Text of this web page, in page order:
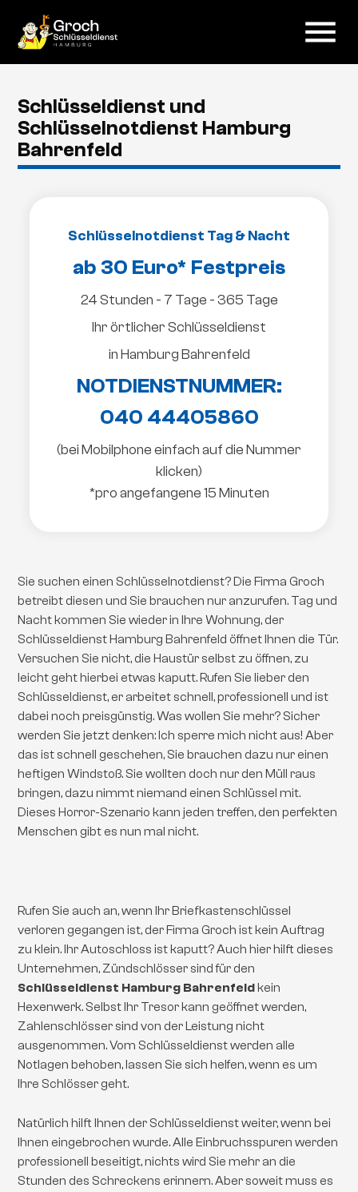
menu
Schlüsseldienst und
Schlüsselnotdienst Hamburg
Bahrenfeld
Schlüsselnotdienst Tag & Nacht
ab 30 Euro* Festpreis
24 Stunden - 7 Tage - 365 Tage
Ihr örtlicher Schlüsseldienst
in Hamburg Bahrenfeld
NOTDIENSTNUMMER:
040 44405860
(bei Mobilphone einfach auf die Nummer
klicken)
*pro angefangene 15 Minuten
Sie suchen einen Schlüsselnotdienst? Die Firma Groch
betreibt diesen und Sie brauchen nur anzurufen. Tag und
Nacht kommen Sie wieder in Ihre Wohnung, der
Schlüsseldienst Hamburg Bahrenfeld öffnet Ihnen die Tür.
Versuchen Sie nicht, die Haustür selbst zu öffnen, zu
leicht geht hierbei etwas kaputt. Rufen Sie lieber den
Schlüsseldienst, er arbeitet schnell, professionell und ist
dabei noch preisgünstig. Was wollen Sie mehr? Sicher
werden Sie jetzt denken: Ich sperre mich nicht aus! Aber
das ist schnell geschehen, Sie brauchen dazu nur einen
heftigen Windstoß. Sie wollten doch nur den Müll raus
bringen, dazu nimmt niemand einen Schlüssel mit.
Dieses Horror-Szenario kann jeden treffen, den perfekten
Menschen gibt es nun mal nicht.
Rufen Sie auch an, wenn Ihr Briefkastenschlüssel
verloren gegangen ist, der Firma Groch ist kein Auftrag
zu klein. Ihr Autoschloss ist kaputt? Auch hier hilft dieses
Unternehmen, Zündschlösser sind für den
Schlüsseldienst Hamburg Bahrenfeldkein
Hexenwerk. Selbst Ihr Tresor kann geöffnet werden,
Zahlenschlösser sind von der Leistung nicht
ausgenommen. Vom Schlüsseldienst werden alle
Notlagen behoben, lassen Sie sich helfen, wenn es um
Ihre Schlösser geht.
Natürlich hilft Ihnen der Schlüsseldienst weiter, wenn bei
Ihnen eingebrochen wurde. Alle Einbruchsspuren werden
professionell beseitigt, nichts wird Sie mehr an die
Stunden des Schreckens erinnern. Aber soweit muss es